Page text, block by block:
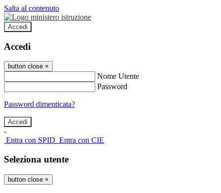
Salta al contenuto
Accedi
Accedi
button close ×
Nome Utente
Password
Password dimenticata?
-
Entra con SPID Entra con CIE
Seleziona utente
button close ×